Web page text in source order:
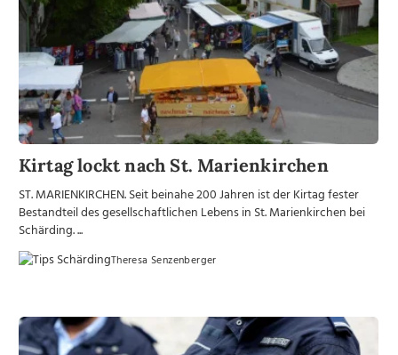
Kirtag lockt nach St. Marienkirchen
ST. MARIENKIRCHEN. Seit beinahe 200 Jahren ist der Kirtag fester
Bestandteil des gesellschaftlichen Lebens in St. Marienkirchen bei
Schärding. ...
Theresa Senzenberger